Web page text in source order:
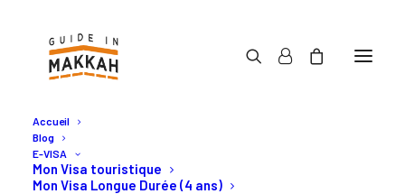
Accueil
Blog
E-VISA
Mon Visa touristique
Mon Visa Longue Durée (4 ans)